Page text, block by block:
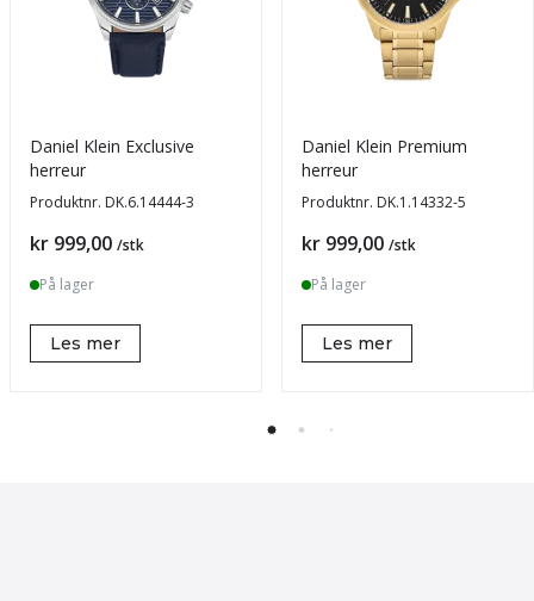
Daniel Klein Exclusive
herreur
Produktnr. DK.6.14444-3
Pris
kr 999,00 /stk
På lager
Les mer
Daniel Klein Premium
herreur
Produktnr. DK.1.14332-5
Pris
kr 999,00 /stk
På lager
Les mer